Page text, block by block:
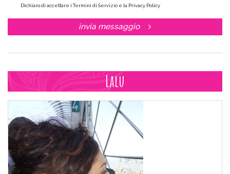
Dichiaro di accettare i Termini di Servizio e la Privacy Policy
invia messaggio
Lalu